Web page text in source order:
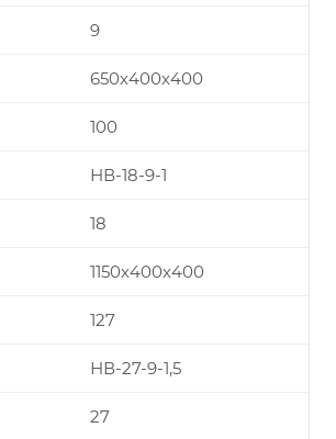
9
650х400х400
100
НВ-18-9-1
18
1150х400х400
127
НВ-27-9-1,5
27